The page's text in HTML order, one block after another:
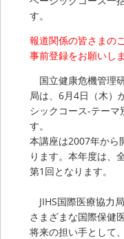
す。
報道関係の皆さまの
事前登録をお願いしま
国立健康危機管理
局は、6月4日（木）
シックコース-テーマ
す。
本講座は2007年から
ります。本年度は、
第1回となります。
JIHS国際医療協力
さまざまな国際保健
将来の担い手として